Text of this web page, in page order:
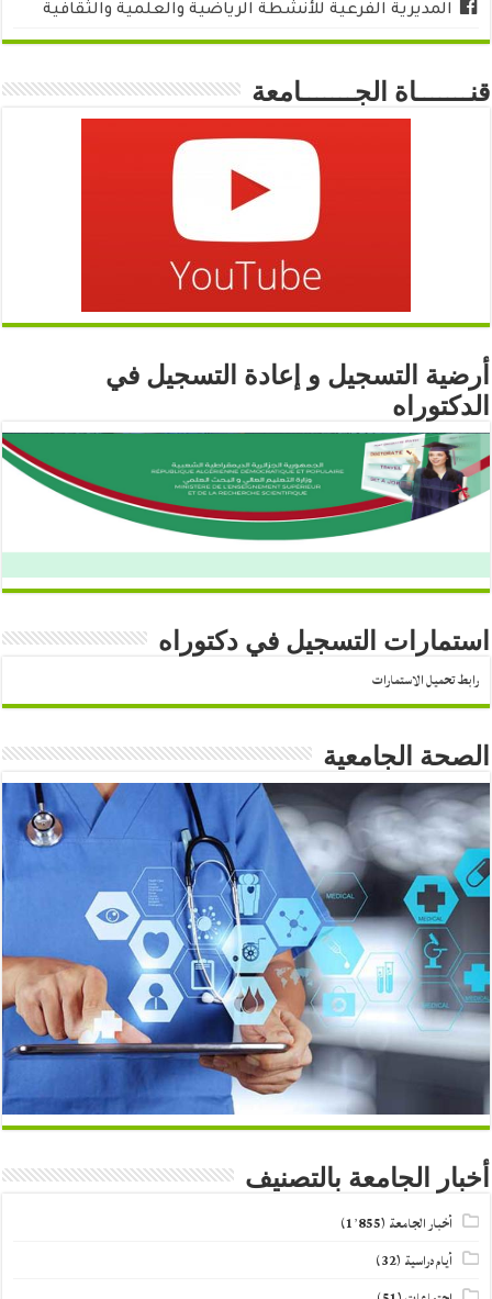
المديرية الفرعية للأنشطة الرياضية والعلمية والثقافية
قنـــــــاة الجـــــــامعة
أرضية التسجيل و إعادة التسجيل في
الدكتوراه
استمارات التسجيل في دكتوراه
رابط تحميل الاستمارات
الصحة الجامعية
أخبار الجامعة بالتصنيف
أخبار الجامعة (1٬855)
أيام دراسية (32)